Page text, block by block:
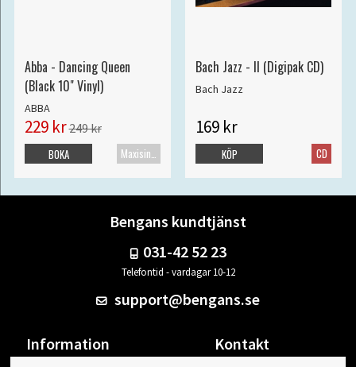
Abba - Dancing Queen
(Black 10" Vinyl)
ABBA
229 kr249 kr
Maxisingel
BOKA
Bach Jazz - II (Digipak CD)
Bach Jazz
169 kr
CD
KÖP
Bengans kundtjänst
031-42 52 23
Telefontid - vardagar 10-12
support@bengans.se
Information Kontakt